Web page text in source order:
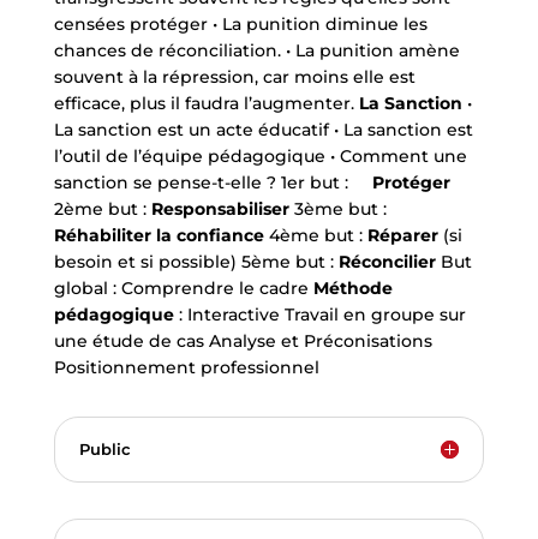
censées protéger • La punition diminue les
chances de réconciliation. • La punition amène
souvent à la répression, car moins elle est
efficace, plus il faudra l’augmenter. La Sanction •
La sanction est un acte éducatif • La sanction est
l’outil de l’équipe pédagogique • Comment une
sanction se pense-t-elle ? 1er but : Protéger
2ème but : Responsabiliser3ème but :
Réhabiliter la confiance4ème but : Réparer(si
besoin et si possible) 5ème but : RéconcilierBut
global : Comprendre le cadre Méthode
pédagogique: Interactive Travail en groupe sur
une étude de cas Analyse et Préconisations
Positionnement professionnel
Public